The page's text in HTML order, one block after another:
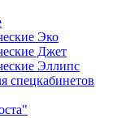
Эко
Джет
Эллипс
спецкабинетов